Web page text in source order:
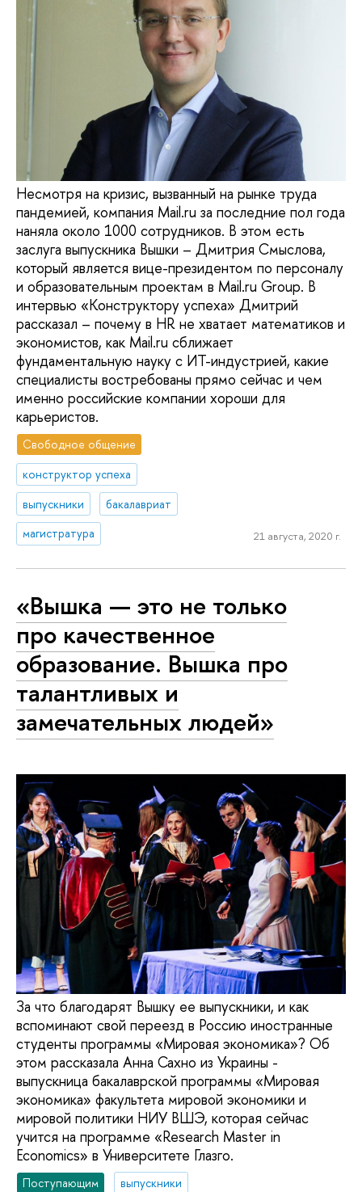
Несмотря на кризис, вызванный на рынке труда
пандемией, компания Mail.ru за последние пол года
наняла около 1000 сотрудников. В этом есть
заслуга выпускника Вышки – Дмитрия Смыслова,
который является вице-президентом по персоналу
и образовательным проектам в Mail.ru Group. В
интервью «Конструктору успеха» Дмитрий
рассказал – почему в HR не хватает математиков и
экономистов, как Mail.ru сближает
фундаментальную науку с ИТ-индустрией, какие
специалисты востребованы прямо сейчас и чем
именно российские компании хороши для
карьеристов.
Свободное общение
конструктор успеха
выпускники
бакалавриат
магистратура
21 августа, 2020 г.
«Вышка — это не только
про качественное
образование. Вышка про
талантливых и
замечательных людей»
За что благодарят Вышку ее выпускники, и как
вспоминают свой переезд в Россию иностранные
студенты программы «Мировая экономика»? Об
этом рассказала Анна Сахно из Украины -
выпускница бакалаврской программы «Мировая
экономика» факультета мировой экономики и
мировой политики НИУ ВШЭ, которая сейчас
учится на программе «Research Master in
Economics» в Университете Глазго.
Поступающим
выпускники